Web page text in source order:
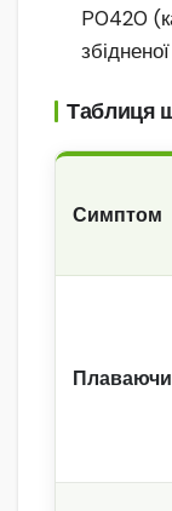
P0420
Таблиця
Симптом